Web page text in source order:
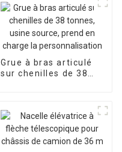
Grue à bras articulé
sur chenilles de 38